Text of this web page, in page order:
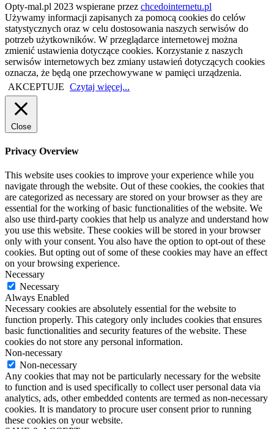
Opty-mal.pl 2023 wspierane przez chcedointernetu.pl
Używamy informacji zapisanych za pomocą cookies do celów
statystycznych oraz w celu dostosowania naszych serwisów do
potrzeb użytkowników. W przeglądarce internetowej można
zmienić ustawienia dotyczące cookies. Korzystanie z naszych
serwisów internetowych bez zmiany ustawień dotyczących cookies
oznacza, że będą one przechowywane w pamięci urządzenia.
AKCEPTUJE Czytaj więcej...
Close
Privacy Overview
This website uses cookies to improve your experience while you
navigate through the website. Out of these cookies, the cookies that
are categorized as necessary are stored on your browser as they are
essential for the working of basic functionalities of the website. We
also use third-party cookies that help us analyze and understand how
you use this website. These cookies will be stored in your browser
only with your consent. You also have the option to opt-out of these
cookies. But opting out of some of these cookies may have an effect
on your browsing experience.
Necessary
Necessary
Always Enabled
Necessary cookies are absolutely essential for the website to
function properly. This category only includes cookies that ensures
basic functionalities and security features of the website. These
cookies do not store any personal information.
Non-necessary
Non-necessary
Any cookies that may not be particularly necessary for the website
to function and is used specifically to collect user personal data via
analytics, ads, other embedded contents are termed as non-necessary
cookies. It is mandatory to procure user consent prior to running
these cookies on your website.